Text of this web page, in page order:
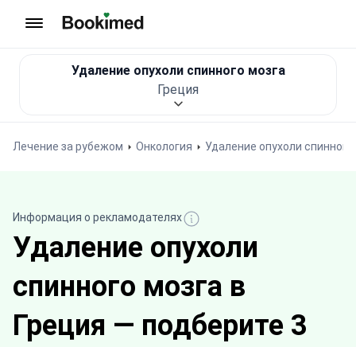
Лечение за рубежом Онкология Удаление опухоли спинного
Удаление опухоли спинного мозга
Греция
Информация о рекламодателях
Удаление опухоли
спинного мозга в
Греция — подберите 3